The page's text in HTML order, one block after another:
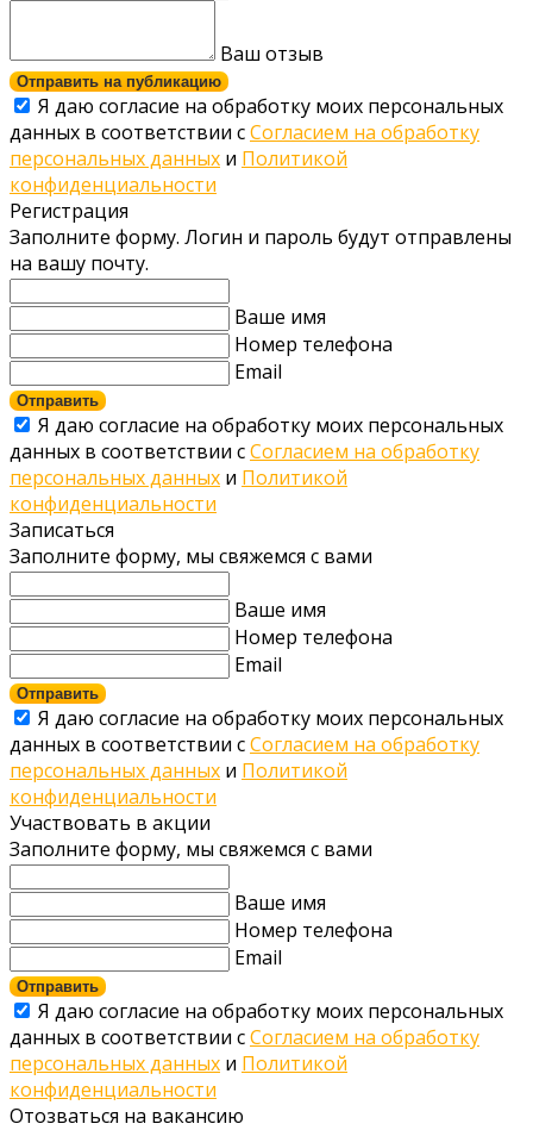
Ваш отзыв
Отправить на публикацию
Я даю согласие на обработку моих персональных
данных в соответствии сСогласием на обработку
персональных данных и Политикой
конфиденциальности
Регистрация
Заполните форму. Логин и пароль будут отправлены
на вашу почту.
Ваше имя
Номер телефона
Email
Отправить
Я даю согласие на обработку моих персональных
данных в соответствии сСогласием на обработку
персональных данных и Политикой
конфиденциальности
Записаться
Заполните форму, мы свяжемся с вами
Ваше имя
Номер телефона
Email
Отправить
Я даю согласие на обработку моих персональных
данных в соответствии сСогласием на обработку
персональных данных и Политикой
конфиденциальности
Участвовать в акции
Заполните форму, мы свяжемся с вами
Ваше имя
Номер телефона
Email
Отправить
Я даю согласие на обработку моих персональных
данных в соответствии сСогласием на обработку
персональных данных и Политикой
конфиденциальности
Отозваться на вакансию